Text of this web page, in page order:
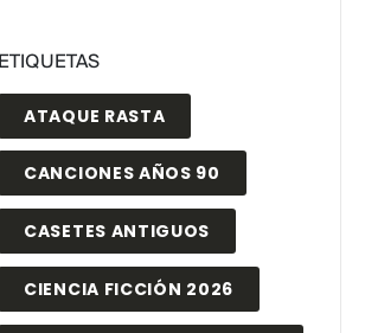
ETIQUETAS
ATAQUE RASTA
CANCIONES AÑOS 90
CASETES ANTIGUOS
CIENCIA FICCIÓN 2026